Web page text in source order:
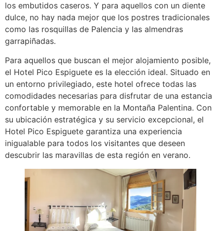
los embutidos caseros. Y para aquellos con un diente
dulce, no hay nada mejor que los postres tradicionales
como las rosquillas de Palencia y las almendras
garrapiñadas.
Para aquellos que buscan el mejor alojamiento posible,
el Hotel Pico Espiguete es la elección ideal. Situado en
un entorno privilegiado, este hotel ofrece todas las
comodidades necesarias para disfrutar de una estancia
confortable y memorable en la Montaña Palentina. Con
su ubicación estratégica y su servicio excepcional, el
Hotel Pico Espiguete garantiza una experiencia
inigualable para todos los visitantes que deseen
descubrir las maravillas de esta región en verano.